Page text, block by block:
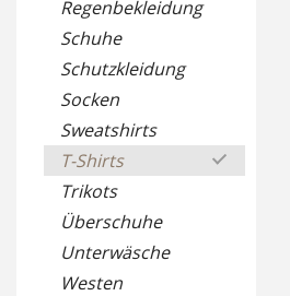
Regenbekleidung
Schuhe
Schutzkleidung
Socken
Sweatshirts
T-Shirts
Trikots
Überschuhe
Unterwäsche
Westen